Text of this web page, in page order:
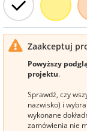
na Dzień Babci i
Dziadka
na Wielkanoc
na wieczór
panieński
Zaakceptuj
Powyższy
projektu.
Sprawdź, czy
nazwisko) i
wykonane
zamówienia nie